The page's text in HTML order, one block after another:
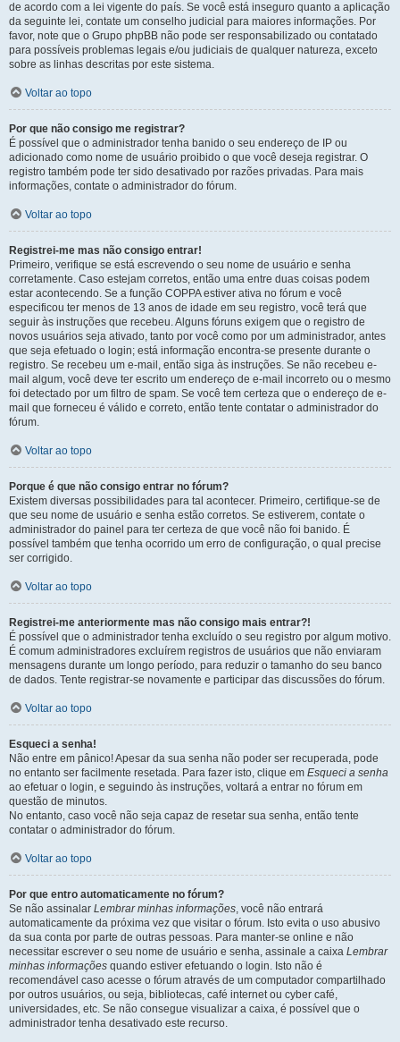
de acordo com a lei vigente do país. Se você está inseguro quanto a aplicação
da seguinte lei, contate um conselho judicial para maiores informações. Por
favor, note que o Grupo phpBB não pode ser responsabilizado ou contatado
para possíveis problemas legais e/ou judiciais de qualquer natureza, exceto
sobre as linhas descritas por este sistema.
Voltar ao topo
Por que não consigo me registrar?
É possível que o administrador tenha banido o seu endereço de IP ou
adicionado como nome de usuário proibido o que você deseja registrar. O
registro também pode ter sido desativado por razões privadas. Para mais
informações, contate o administrador do fórum.
Voltar ao topo
Registrei-me mas não consigo entrar!
Primeiro, verifique se está escrevendo o seu nome de usuário e senha
corretamente. Caso estejam corretos, então uma entre duas coisas podem
estar acontecendo. Se a função COPPA estiver ativa no fórum e você
especificou ter menos de 13 anos de idade em seu registro, você terá que
seguir às instruções que recebeu. Alguns fóruns exigem que o registro de
novos usuários seja ativado, tanto por você como por um administrador, antes
que seja efetuado o login; está informação encontra-se presente durante o
registro. Se recebeu um e-mail, então siga às instruções. Se não recebeu e-
mail algum, você deve ter escrito um endereço de e-mail incorreto ou o mesmo
foi detectado por um filtro de spam. Se você tem certeza que o endereço de e-
mail que forneceu é válido e correto, então tente contatar o administrador do
fórum.
Voltar ao topo
Porque é que não consigo entrar no fórum?
Existem diversas possibilidades para tal acontecer. Primeiro, certifique-se de
que seu nome de usuário e senha estão corretos. Se estiverem, contate o
administrador do painel para ter certeza de que você não foi banido. É
possível também que tenha ocorrido um erro de configuração, o qual precise
ser corrigido.
Voltar ao topo
Registrei-me anteriormente mas não consigo mais entrar?!
É possível que o administrador tenha excluído o seu registro por algum motivo.
É comum administradores excluírem registros de usuários que não enviaram
mensagens durante um longo período, para reduzir o tamanho do seu banco
de dados. Tente registrar-se novamente e participar das discussões do fórum.
Voltar ao topo
Esqueci a senha!
Não entre em pânico! Apesar da sua senha não poder ser recuperada, pode
no entanto ser facilmente resetada. Para fazer isto, clique em Esqueci a senha
ao efetuar o login, e seguindo às instruções, voltará a entrar no fórum em
questão de minutos.
No entanto, caso você não seja capaz de resetar sua senha, então tente
contatar o administrador do fórum.
Voltar ao topo
Por que entro automaticamente no fórum?
Se não assinalar Lembrar minhas informações, você não entrará
automaticamente da próxima vez que visitar o fórum. Isto evita o uso abusivo
da sua conta por parte de outras pessoas. Para manter-se online e não
necessitar escrever o seu nome de usuário e senha, assinale a caixa Lembrar
minhas informações quando estiver efetuando o login. Isto não é
recomendável caso acesse o fórum através de um computador compartilhado
por outros usuários, ou seja, bibliotecas, café internet ou cyber café,
universidades, etc. Se não consegue visualizar a caixa, é possível que o
administrador tenha desativado este recurso.